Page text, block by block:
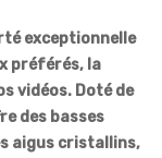
exceptionnelle
préférés, la
vidéos. Doté de
des basses
aigus cristallins,